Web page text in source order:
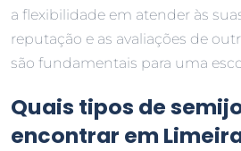
a flexibilidade em atender às
reputação e as avaliações de
são fundamentais para uma
Quais tipos de
encontrar em